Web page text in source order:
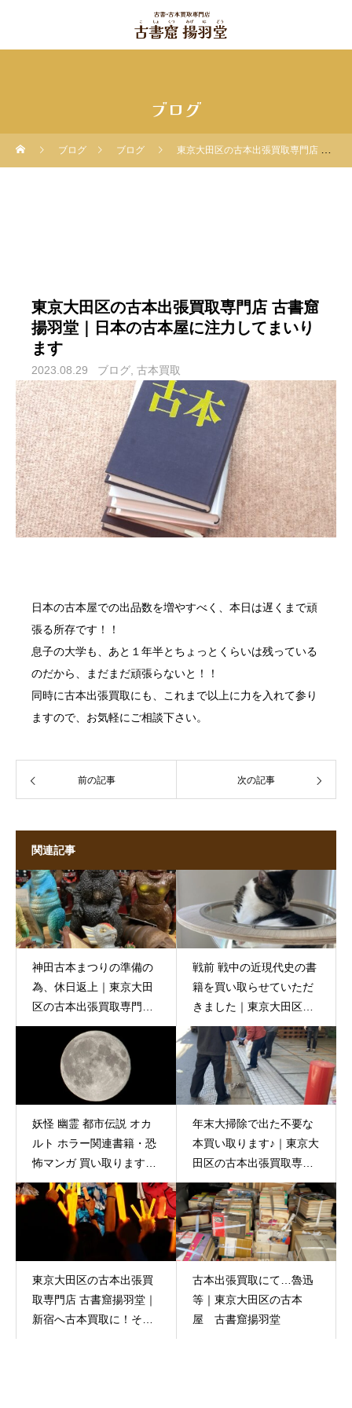
ブログ
ブログ ブログ 東京大田区の古本出張買取専門店 古書窟揚羽堂｜日本の古本屋に注力してまいります
東京大田区の古本出張買取専門店 古書窟
揚羽堂｜日本の古本屋に注力してまいり
ます
2023.08.29 ブログ 古本買取
日本の古本屋での出品数を増やすべく、本日は遅くまで頑
張る所存です！！
息子の大学も、あと１年半とちょっとくらいは残っている
のだから、まだまだ頑張らないと！！
同時に古本出張買取にも、これまで以上に力を入れて参り
ますので、お気軽にご相談下さい。
前の記事 次の記事
関連記事
神田古本まつりの準備の
為、休日返上｜東京大田
区の古本出張買取専門
店 古書窟揚羽堂
戦前 戦中の近現代史の書
籍を買い取らせていただ
きました｜東京大田区の
古本出張買取専門店 古書
窟揚羽堂
妖怪 幽霊 都市伝説 オカ
ルト ホラー関連書籍・恐
怖マンガ 買い取ります｜
東京大田区の古本出張買
取専門店 古書窟揚羽堂
年末大掃除で出た不要な
本買い取ります♪｜東京大
田区の古本出張買取専門
店 古書窟揚羽堂
東京大田区の古本出張買
取専門店 古書窟揚羽堂｜
新宿へ古本買取に！そこ
古本出張買取にて…魯迅
等｜東京大田区の古本
屋 古書窟揚羽堂